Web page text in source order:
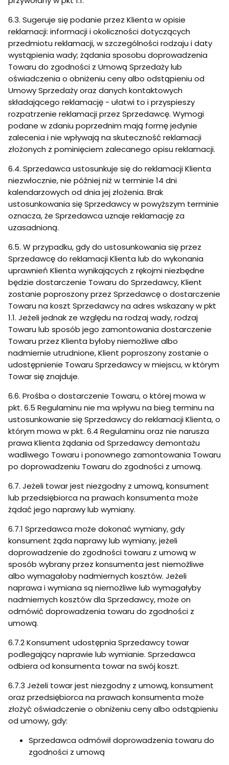
6.3. Sugeruje się podanie przez Klienta w opisie
reklamacji: informacji i okoliczności dotyczących
przedmiotu reklamacji, w szczególności rodzaju i daty
wystąpienia wady; żądania sposobu doprowadzenia
Towaru do zgodności z Umową Sprzedaży lub
oświadczenia o obniżeniu ceny albo odstąpieniu od
Umowy Sprzedaży oraz danych kontaktowych
składającego reklamację - ułatwi to i przyspieszy
rozpatrzenie reklamacji przez Sprzedawcę. Wymogi
podane w zdaniu poprzednim mają formę jedynie
zalecenia i nie wpływają na skuteczność reklamacji
złożonych z pominięciem zalecanego opisu reklamacji.
6.4. Sprzedawca ustosunkuje się do reklamacji Klienta
niezwłocznie, nie później niż w terminie 14 dni
kalendarzowych od dnia jej złożenia. Brak
ustosunkowania się Sprzedawcy w powyższym terminie
oznacza, że Sprzedawca uznaje reklamację za
uzasadnioną.
6.5. W przypadku, gdy do ustosunkowania się przez
Sprzedawcę do reklamacji Klienta lub do wykonania
uprawnień Klienta wynikających z rękojmi niezbędne
będzie dostarczenie Towaru do Sprzedawcy, Klient
zostanie poproszony przez Sprzedawcę o dostarczenie
Towaru na koszt Sprzedawcy na adres wskazany w pkt
1.1. Jeżeli jednak ze względu na rodzaj wady, rodzaj
Towaru lub sposób jego zamontowania dostarczenie
Towaru przez Klienta byłoby niemożliwe albo
nadmiernie utrudnione, Klient poproszony zostanie o
udostępnienie Towaru Sprzedawcy w miejscu, w którym
Towar się znajduje.
6.6. Prośba o dostarczenie Towaru, o której mowa w
pkt. 6.5 Regulaminu nie ma wpływu na bieg terminu na
ustosunkowanie się Sprzedawcy do reklamacji Klienta, o
którym mowa w pkt. 6.4 Regulaminu oraz nie narusza
prawa Klienta żądania od Sprzedawcy demontażu
wadliwego Towaru i ponownego zamontowania Towaru
po doprowadzeniu Towaru do zgodności z umową.
6.7. Jeżeli towar jest niezgodny z umową, konsument
lub przedsiębiorca na prawach konsumenta może
żądać jego naprawy lub wymiany.
6.7.1 Sprzedawca może dokonać wymiany, gdy
konsument żąda naprawy lub wymiany, jeżeli
doprowadzenie do zgodności towaru z umową w
sposób wybrany przez konsumenta jest niemożliwe
albo wymagałoby nadmiernych kosztów. Jeżeli
naprawa i wymiana są niemożliwe lub wymagałyby
nadmiernych kosztów dla Sprzedawcy, może on
odmówić doprowadzenia towaru do zgodności z
umową.
6.7.2 Konsument udostępnia Sprzedawcy towar
podlegający naprawie lub wymianie. Sprzedawca
odbiera od konsumenta towar na swój koszt.
6.7.3 Jeżeli towar jest niezgodny z umową, konsument
oraz przedsiębiorca na prawach konsumenta może
złożyć oświadczenie o obniżeniu ceny albo odstąpieniu
od umowy, gdy:
Sprzedawca odmówił doprowadzenia towaru do
zgodności z umową